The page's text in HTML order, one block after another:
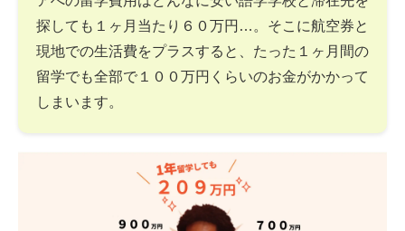
探しても１ヶ月当たり６０万円…。そこに航空券と
現地での生活費をプラスすると、たった１ヶ月間の
留学でも全部で１００万円くらいのお金がかかって
しまいます。